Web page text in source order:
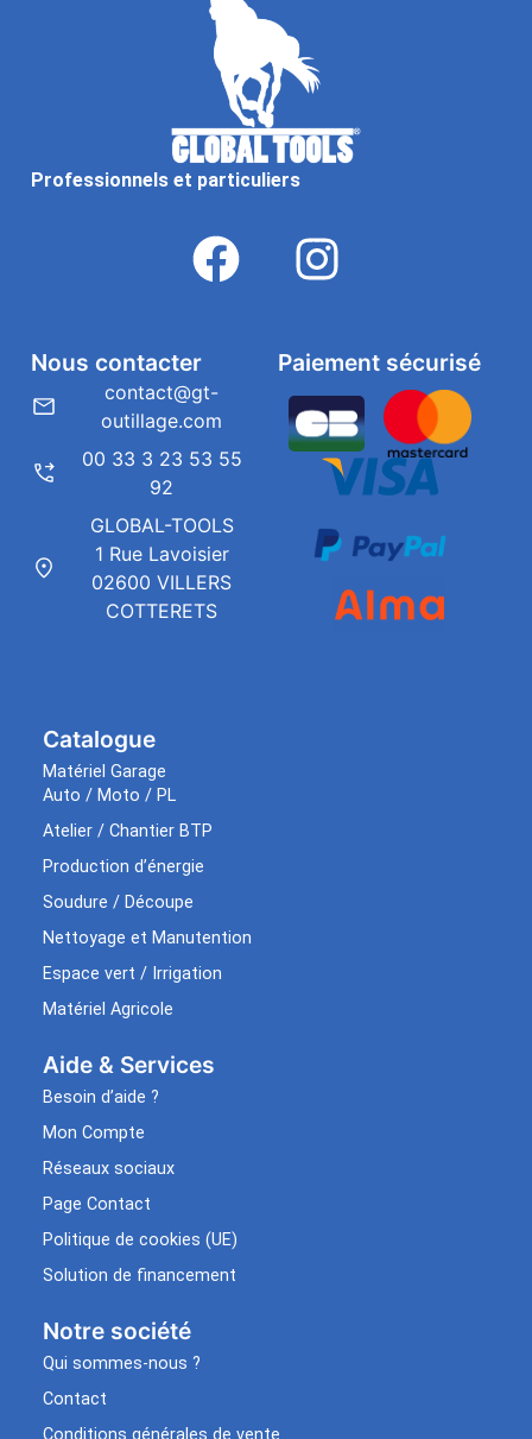
Professionnels et particuliers
Catalogue
Matériel Garage
Auto / Moto / PL
Atelier / Chantier BTP
Production d’énergie
Soudure / Découpe
Nettoyage et Manutention
Espace vert / Irrigation
Matériel Agricole
Aide & Services​
Besoin d’aide ?
Mon Compte
Réseaux sociaux
Page Contact
Politique de cookies (UE)
Solution de financement
Notre société
Qui sommes-nous ?
Contact
Conditions générales de vente
Paiement sécurisé
Nous contacter
contact@gt-
outillage.com
00 33 3 23 53 55
92
GLOBAL-TOOLS
1 Rue Lavoisier
02600 VILLERS
COTTERETS